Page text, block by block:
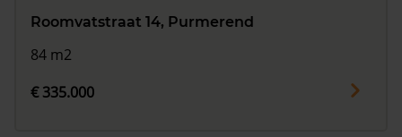
Roomvatstraat 14, Purmerend
84 m2
€ 335.000